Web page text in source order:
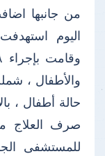
من جانبها
اليوم
صرف العلاج
للمستشفى